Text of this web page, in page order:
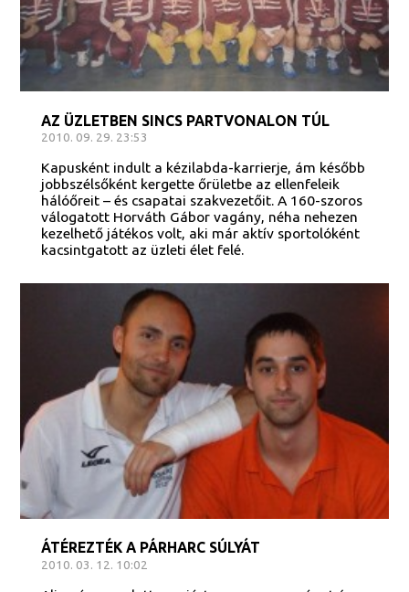
AZ ÜZLETBEN SINCS PARTVONALON TÚL
2010. 09. 29. 23:53
Kapusként indult a kézilabda-karrierje, ám később
jobbszélsőként kergette őrületbe az ellenfeleik
hálóőreit – és csapatai szakvezetőit. A 160-szoros
válogatott Horváth Gábor vagány, néha nehezen
kezelhető játékos volt, aki már aktív sportolóként
kacsintgatott az üzleti élet felé.
ÁTÉREZTÉK A PÁRHARC SÚLYÁT
2010. 03. 12. 10:02